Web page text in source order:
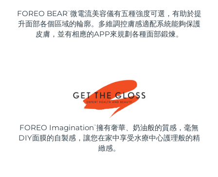
FOREO BEAR ™ 微電流美容儀有五種強度可選，有助於提
升面部各個區域的輪廓。多維調控膚感適配系統能夠保護
皮膚，並有相應的APP來規劃各種面部鍛煉。
FOREO Imagination ™ 擁有奢華、奶油般的質感，毫無
DIY面膜的自製感，讓您在家中享受水療中心護理般的精
緻感。